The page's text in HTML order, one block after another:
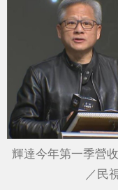
輝達今年第一季營
／民